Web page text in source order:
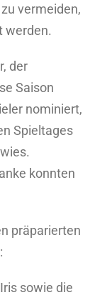
vermeiden,
werden.
der
Saison
nominiert,
Spieltages
konnten
präparierten
sowie die